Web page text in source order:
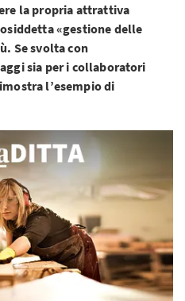
la propria attrattiva
«gestione delle
Se svolta con
sia per i collaboratori
l’esempio di